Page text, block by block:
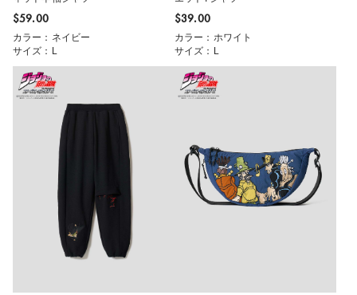
$‌59.00
カラー：ネイビー
サイズ：L
$‌39.00
カラー：ホワイト
サイズ：L